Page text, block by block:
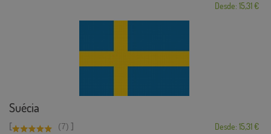
Desde: 15,31 €
Suécia
[ (7) ] Desde: 15,31 €